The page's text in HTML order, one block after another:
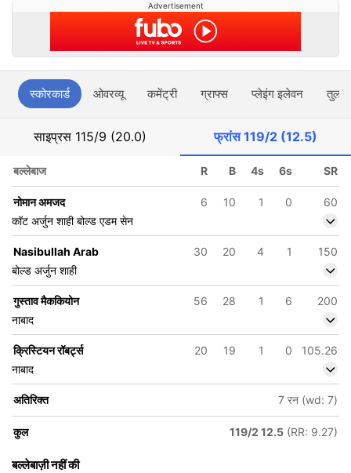
Advertisement
स्कोरकार्ड ओवरव्यू कमेंट्री ग्राफ्स प्लेइंग इलेवन तुलना
साइप्रस 115/9 (20.0) फ्रांस119/2 (12.5)
बल्लेबाज R B 4s 6s SR
नोमान अमजद 6 10 1 0
60
कॉट अर्जुन शाही बोल्ड एडम सेन
Nasibullah Arab 30 20 4 1
150
बोल्ड अर्जुन शाही
गुस्ताव मैककियोन 56 28 1 6
200
नाबाद
क्रिस्टियन रॉबर्ट्स 20 19 1 0
105.26
नाबाद
अतिरिक्त 7 रन (wd: 7)
कुल 119/2 12.5 (RR: 9.27)
बल्लेबाज़ी नहीं की